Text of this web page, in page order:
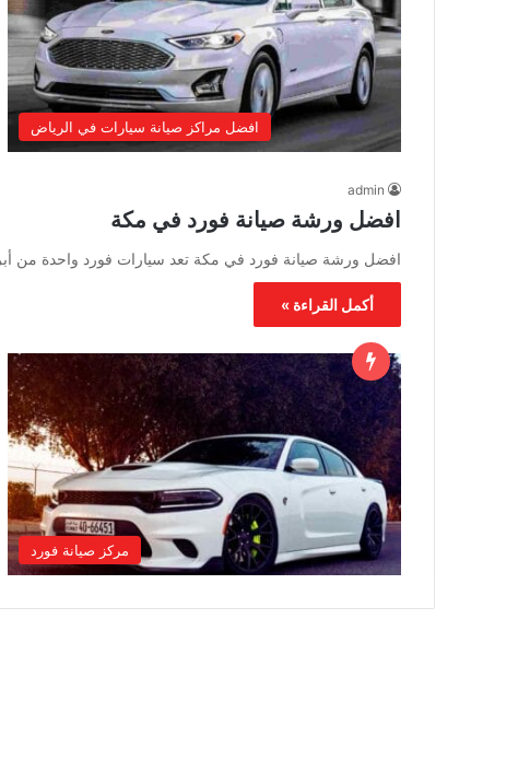
افضل مراكز صيانة سيارات في الرياض
admin
افضل ورشة صيانة فورد في مكة
افضل ورشة صيانة فورد في مكة تعد سيارات فورد واحدة من
أكمل القراءة »
مركز صيانة فورد